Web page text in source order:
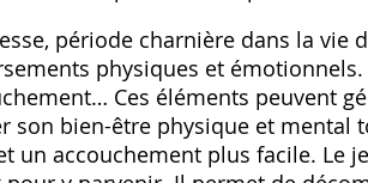
période charnière dans la vie
physiques et
Ces éléments peuvent
son bien-être physique et mental
un accouchement plus facile. Le